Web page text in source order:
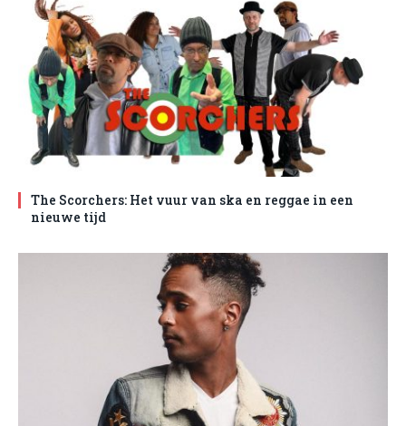
The Scorchers: Het vuur van ska en reggae in een
nieuwe tijd